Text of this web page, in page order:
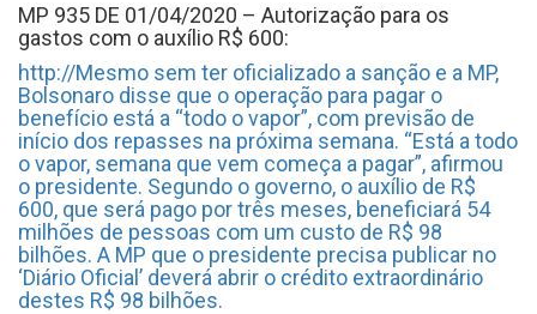
MP 935 DE 01/04/2020 – Autorização para os
gastos com o auxílio R$ 600:
http://Mesmo sem ter oficializado a sanção e a MP,
Bolsonaro disse que o operação para pagar o
benefício está a “todo o vapor”, com previsão de
início dos repasses na próxima semana. “Está a todo
o vapor, semana que vem começa a pagar”, afirmou
o presidente. Segundo o governo, o auxílio de R$
600, que será pago por três meses, beneficiará 54
milhões de pessoas com um custo de R$ 98
bilhões. A MP que o presidente precisa publicar no
‘Diário Oficial’ deverá abrir o crédito extraordinário
destes R$ 98 bilhões.